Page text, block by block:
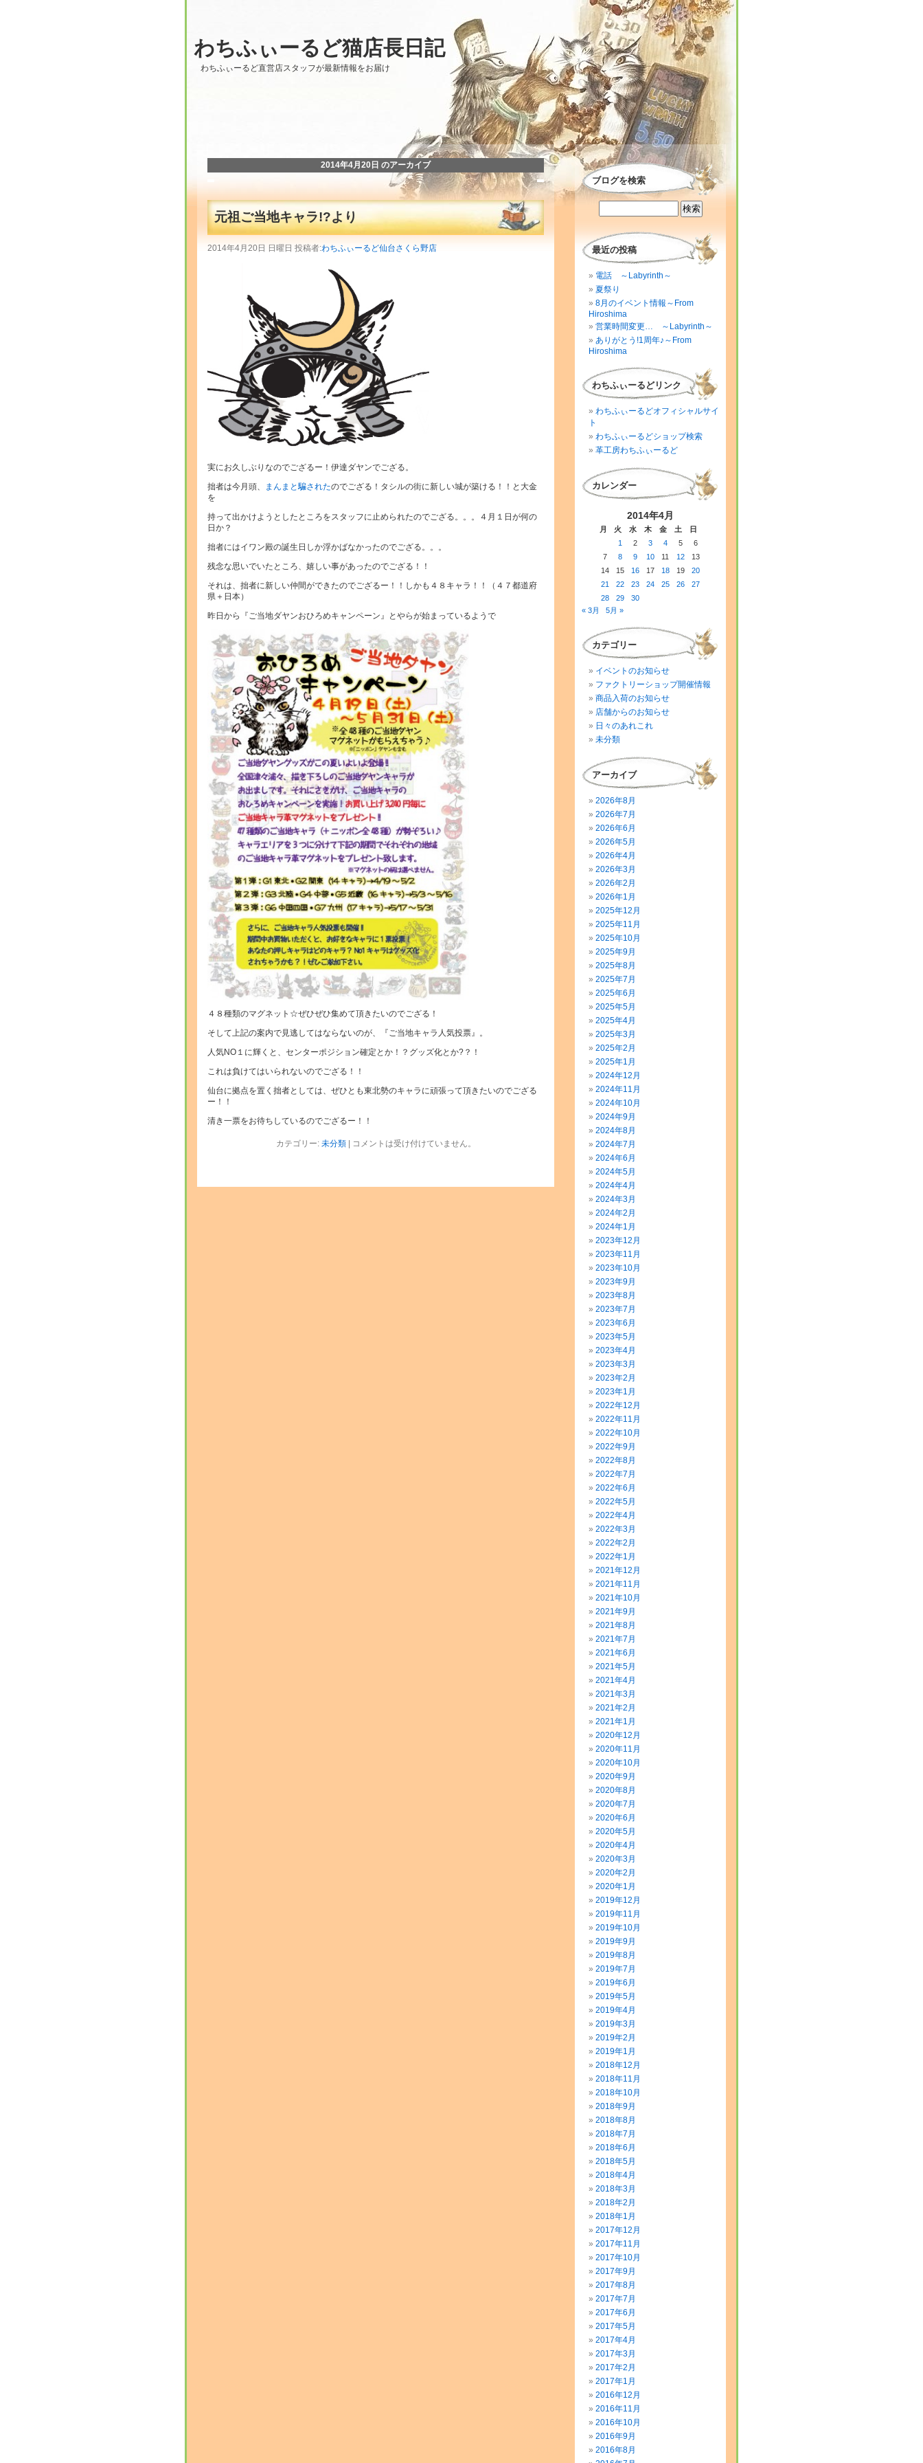
わちふぃーるど猫店長日記
わちふぃーるど直営店スタッフが最新情報をお届け
2014年4月20日 のアーカイブ
元祖ご当地キャラ!?より
2014年4月20日 日曜日 投稿者:わちふぃーるど仙台さくら野店
実にお久しぶりなのでござるー！伊達ダヤンでござる。
拙者は今月頭、
まんまと騙されたのでござる！タシルの街に新しい城が築ける！！と大金
を
持って出かけようとしたところをスタッフに止められたのでござる。。。４月１日が何の
日か？
拙者にはイワン殿の誕生日しか浮かばなかったのでござる。。。
残念な思いでいたところ、嬉しい事があったのでござる！！
それは、拙者に新しい仲間ができたのでござるー！！しかも４８キャラ！！（４７都道府
県＋日本）
昨日から『ご当地ダヤンおひろめキャンペーン』とやらが始まっているようで
４８種類のマグネット☆ぜひぜひ集めて頂きたいのでござる！
そして上記の案内で見逃してはならないのが、『ご当地キャラ人気投票』。
人気NO１に輝くと、センターポジション確定とか！？グッズ化とか?？！
これは負けてはいられないのでござる！！
仙台に拠点を置く拙者としては、ぜひとも東北勢のキャラに頑張って頂きたいのでござる
ー！！
清き一票をお待ちしているのでござるー！！
カテゴリー: 未分類| コメントは受け付けていません。
ブログを検索
最近の投稿
電話 ～Labyrinth～
夏祭り
8月のイベント情報～From
Hiroshima
営業時間変更… ～Labyrinth～
ありがとう!1周年♪～From
Hiroshima
わちふぃーるどリンク
わちふぃーるどオフィシャルサイ
ト
わちふぃーるどショップ検索
革工房わちふぃーるど
カレンダー
2014年4月
月 火 水 木 金 土
日
1
2 3 4 5
6
7
8 9 10 11 12
13
14
15 16 17 18 19
20
21
22 23 24 25 26
27
28
29
30
« 3月
5月 »
カテゴリー
イベントのお知らせ
ファクトリーショップ開催情報
商品入荷のお知らせ
店舗からのお知らせ
日々のあれこれ
未分類
アーカイブ
2026年8月
2026年7月
2026年6月
2026年5月
2026年4月
2026年3月
2026年2月
2026年1月
2025年12月
2025年11月
2025年10月
2025年9月
2025年8月
2025年7月
2025年6月
2025年5月
2025年4月
2025年3月
2025年2月
2025年1月
2024年12月
2024年11月
2024年10月
2024年9月
2024年8月
2024年7月
2024年6月
2024年5月
2024年4月
2024年3月
2024年2月
2024年1月
2023年12月
2023年11月
2023年10月
2023年9月
2023年8月
2023年7月
2023年6月
2023年5月
2023年4月
2023年3月
2023年2月
2023年1月
2022年12月
2022年11月
2022年10月
2022年9月
2022年8月
2022年7月
2022年6月
2022年5月
2022年4月
2022年3月
2022年2月
2022年1月
2021年12月
2021年11月
2021年10月
2021年9月
2021年8月
2021年7月
2021年6月
2021年5月
2021年4月
2021年3月
2021年2月
2021年1月
2020年12月
2020年11月
2020年10月
2020年9月
2020年8月
2020年7月
2020年6月
2020年5月
2020年4月
2020年3月
2020年2月
2020年1月
2019年12月
2019年11月
2019年10月
2019年9月
2019年8月
2019年7月
2019年6月
2019年5月
2019年4月
2019年3月
2019年2月
2019年1月
2018年12月
2018年11月
2018年10月
2018年9月
2018年8月
2018年7月
2018年6月
2018年5月
2018年4月
2018年3月
2018年2月
2018年1月
2017年12月
2017年11月
2017年10月
2017年9月
2017年8月
2017年7月
2017年6月
2017年5月
2017年4月
2017年3月
2017年2月
2017年1月
2016年12月
2016年11月
2016年10月
2016年9月
2016年8月